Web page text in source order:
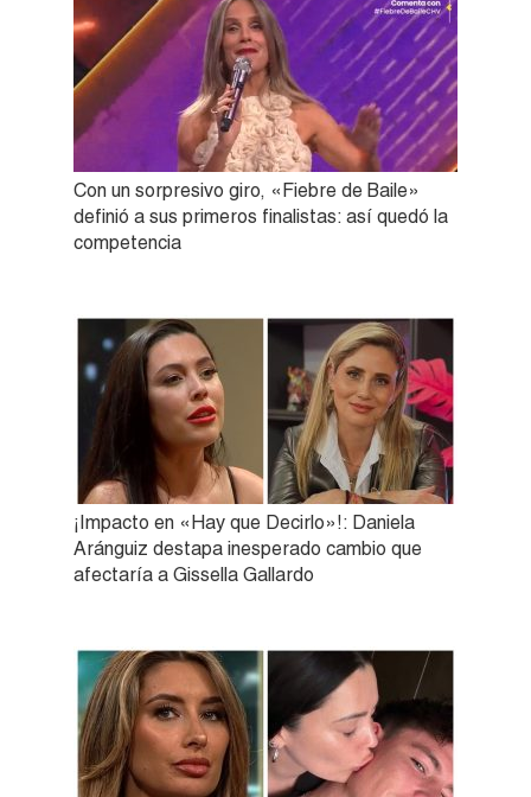
Con un sorpresivo giro, «Fiebre de Baile»
definió a sus primeros finalistas: así quedó la
competencia
¡Impacto en «Hay que Decirlo»!: Daniela
Aránguiz destapa inesperado cambio que
afectaría a Gissella Gallardo